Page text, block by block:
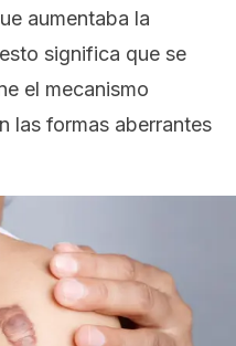
aumentaba la
significa que se
el mecanismo
las formas aberrantes